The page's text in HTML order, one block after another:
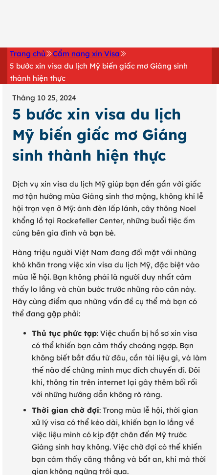
Trang chủ
Cẩm nang xin Visa
5 bước xin visa du lịch Mỹ biến giấc mơ Giáng sinh
thành hiện thực
Tháng 10 25, 2024
5 bước xin visa du lịch
Mỹ biến giấc mơ Giáng
sinh thành hiện thực
Dịch vụ xin visa du lịch Mỹ giúp bạn đến gần với giấc
mơ tận hưởng mùa Giáng sinh thơ mộng, không khí lễ
hội trọn vẹn ở Mỹ: ánh đèn lấp lánh, cây thông Noel
khổng lồ tại Rockefeller Center, những buổi tiệc ấm
cúng bên gia đình và bạn bè.
Hàng triệu người Việt Nam đang đối mặt với những
khó khăn trong việc xin visa du lịch Mỹ, đặc biệt vào
mùa lễ hội. Bạn không phải là người duy nhất cảm
thấy lo lắng và chùn bước trước những rào cản này.
Hãy cùng điểm qua những vấn đề cụ thể mà bạn có
thể đang gặp phải:
Thủ tục phức tạp: Việc chuẩn bị hồ sơ xin visa
có thể khiến bạn cảm thấy choáng ngợp. Bạn
không biết bắt đầu từ đâu, cần tài liệu gì, và làm
thế nào để chứng minh mục đích chuyến đi. Đôi
khi, thông tin trên internet lại gây thêm bối rối
với những hướng dẫn không rõ ràng.
Thời gian chờ đợi: Trong mùa lễ hội, thời gian
xử lý visa có thể kéo dài, khiến bạn lo lắng về
việc liệu mình có kịp đặt chân đến Mỹ trước
Giáng sinh hay không. Việc chờ đợi có thể khiến
bạn cảm thấy căng thẳng và bất an, khi mà thời
gian không ngừng trôi qua.